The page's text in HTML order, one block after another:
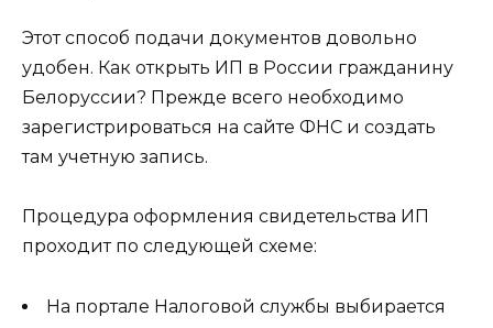
Этот способ подачи документов довольно
удобен. Как открыть ИП в России гражданину
Белоруссии? Прежде всего необходимо
зарегистрироваться на сайте ФНС и создать
там учетную запись.
Процедура оформления свидетельства ИП
проходит по следующей схеме:
На портале Налоговой службы выбирается